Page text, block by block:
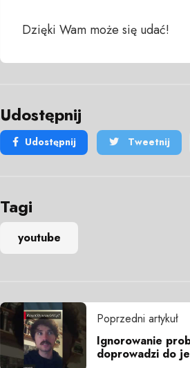
Dzięki Wam może się udać!
Udostępnij
Udostępnij Tweetnij
Tagi
youtube
Poprzedni artykuł
Ignorowanie
doprowadzi do